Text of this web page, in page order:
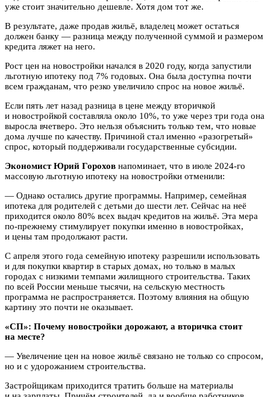
уже стоит значительно дешевле. Хотя дом тот же.
В результате, даже продав жильё, владелец может остаться
должен банку — разница между полученной суммой и размером
кредита ляжет на него.
Рост цен на новостройки начался в 2020 году, когда запустили
льготную ипотеку под 7% годовых. Она была доступна почти
всем гражданам, что резко увеличило спрос на новое жильё.
Если пять лет назад разница в цене между вторичкой
и новостройкой составляла около 10%, то уже через три года она
выросла вчетверо. Это нельзя объяснить только тем, что новые
дома лучше по качеству. Причиной стал именно «разогретый»
спрос, который поддерживали государственные субсидии.
Экономист Юрий Горохов напоминает, что в июле 2024-го
массовую льготную ипотеку на новостройки отменили:
— Однако остались другие программы. Например, семейная
ипотека для родителей с детьми до шести лет. Сейчас на неё
приходится около 80% всех выдач кредитов на жильё. Эта мера
по-прежнему стимулирует покупки именно в новостройках,
и цены там продолжают расти.
С апреля этого года семейную ипотеку разрешили использовать
и для покупки квартир в старых домах, но только в малых
городах с низкими темпами жилищного строительства. Таких
по всей России меньше тысячи, на сельскую местность
программа не распространяется. Поэтому влияния на общую
картину это почти не оказывает.
«СП»: Почему новостройки дорожают, а вторичка стоит
на месте?
— Увеличение цен на новое жильё связано не только со спросом,
но и с удорожанием строительства.
Застройщикам приходится тратить больше на материалы